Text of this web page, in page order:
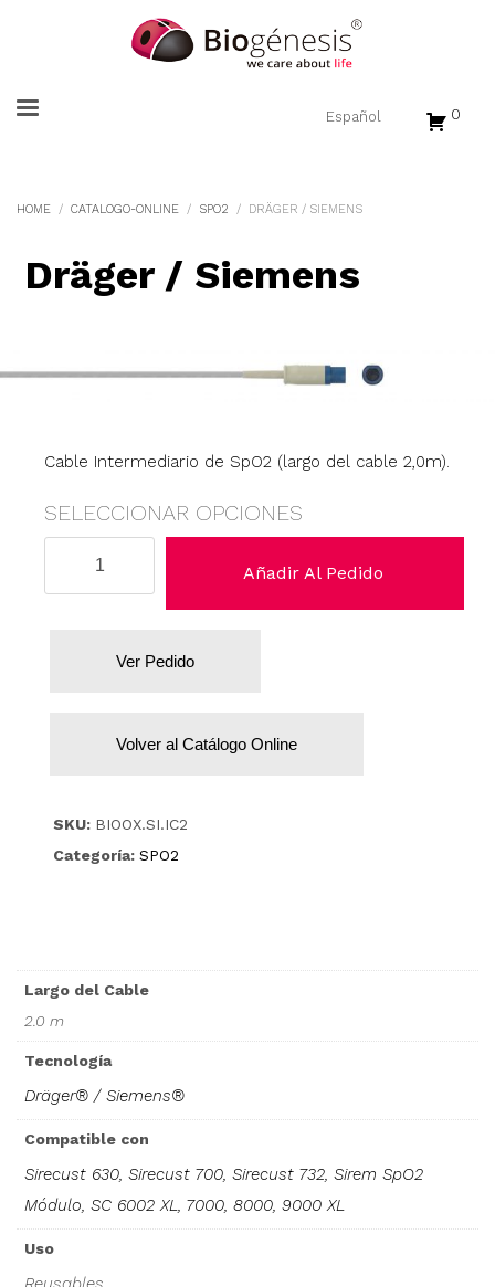
0
HOME CATALOGO-ONLINE SPO2 DRÄGER / SIEMENS
Dräger / Siemens
Cable Intermediario de SpO2 (largo del cable 2,0m).
SELECCIONAR OPCIONES
Añadir Al Pedido
Ver Pedido
Volver al Catálogo Online
SKU: BIOOX.SI.IC2
Categoría: SPO2
Largo del Cable
2.0 m
Tecnología
Dräger® / Siemens®
Compatible con
Sirecust 630, Sirecust 700, Sirecust 732, Sirem SpO2
Módulo, SC 6002 XL, 7000, 8000, 9000 XL
Uso